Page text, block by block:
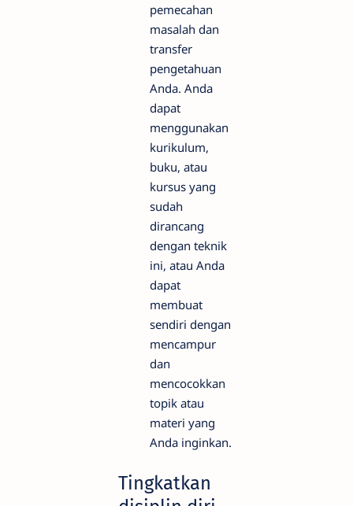
pemecahan
masalah dan
transfer
pengetahuan
Anda. Anda
dapat
menggunakan
kurikulum,
buku, atau
kursus yang
sudah
dirancang
dengan teknik
ini, atau Anda
dapat
membuat
sendiri dengan
mencampur
dan
mencocokkan
topik atau
materi yang
Anda inginkan.
Tingkatkan